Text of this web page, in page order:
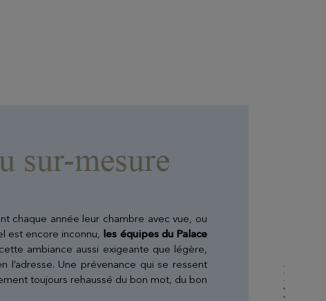
sur-mesure
chaque année leur chambre avec vue, ou
est encore inconnu, les équipes du Palace
ambiance aussi exigeante que légère,
l’adresse. Une prévenance qui se ressent
toujours rehaussé du bon mot, du bon